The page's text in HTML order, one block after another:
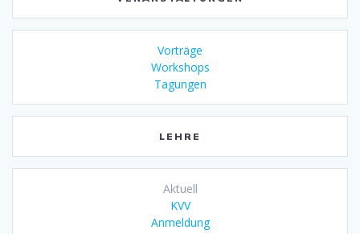
Vorträge
Workshops
Tagungen
LEHRE
Aktuell
KVV
Anmeldung